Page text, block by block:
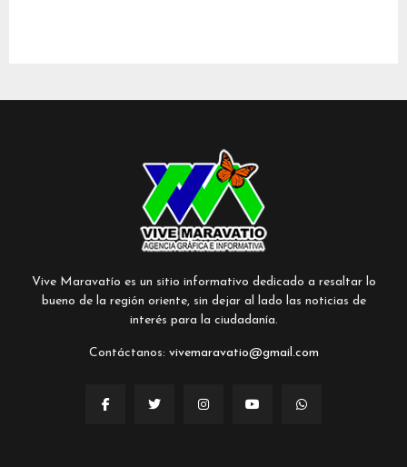
Vive Maravatío es un sitio informativo dedicado a resaltar lo
bueno de la región oriente, sin dejar al lado las noticias de
interés para la ciudadanía.
Contáctanos: vivemaravatio@gmail.com